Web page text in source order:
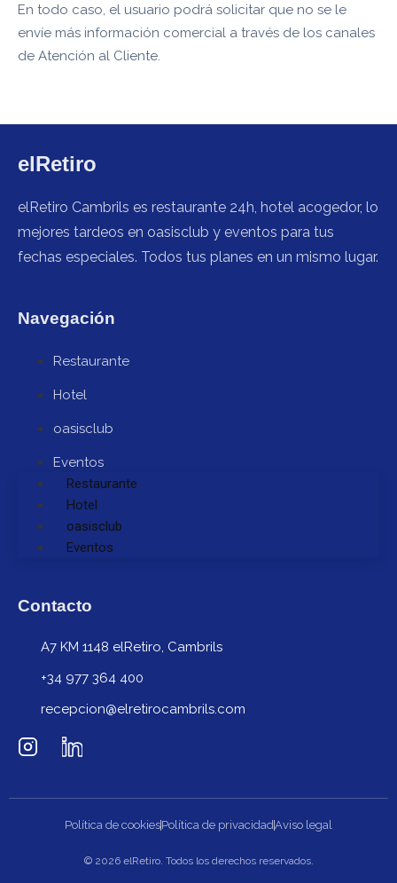
En todo caso, el usuario podrá solicitar que no se le
envíe más información comercial a través de los canales
de Atención al Cliente.
elRetiro
elRetiro Cambrils es restaurante 24h, hotel acogedor, lo
mejores tardeos en oasisclub y eventos para tus
fechas especiales. Todos tus planes en un mismo lugar.
Navegación
Restaurante
Hotel
oasisclub
Eventos
Restaurante
Hotel
oasisclub
Eventos
Contacto
A7 KM 1148 elRetiro, Cambrils
+34 977 364 400
recepcion@elretirocambrils.com
© 2026 elRetiro. Todos los derechos reservados.
Política de cookiesPolítica de privacidadAviso legal